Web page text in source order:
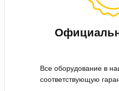
Все оборудование в
соответствующую